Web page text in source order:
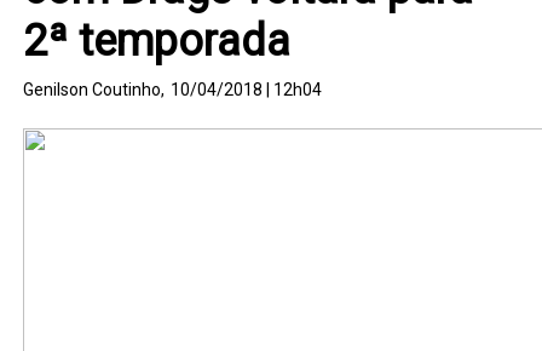
2ª temporada
Genilson Coutinho, 10/04/2018 | 12h04